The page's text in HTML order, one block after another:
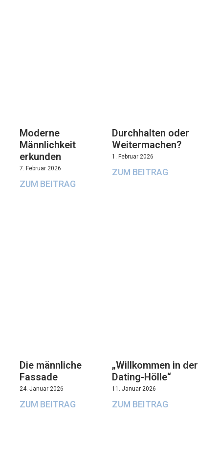
Moderne
Männlichkeit
erkunden
7. Februar 2026
ZUM BEITRAG
Durchhalten oder
Weitermachen?
1. Februar 2026
ZUM BEITRAG
Die männliche
Fassade
24. Januar 2026
ZUM BEITRAG
„Willkommen in der
Dating-Hölle“
11. Januar 2026
ZUM BEITRAG